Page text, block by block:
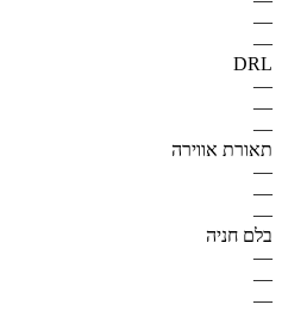
—
—
DRL
—
—
—
תאורת אווירה
—
—
—
בלם חניה
—
—
—